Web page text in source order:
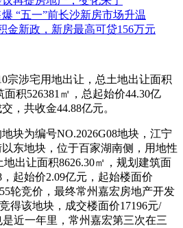
“五一”前长沙新房市场升温
金新政，新房最高可贷156万元
涉宅用地出让，总土地出让面积
面积526381㎡，总起始价44.30亿
，共收金44.88亿元。
为编号NO.2026G08地块，江宁
东地块，位于百家湖南侧，用地性
出让面积8626.30㎡，规划建筑面
起始价2.09亿元，起始楼面价
轮竞价，最终常州嘉宏房地产开发
得该地块，成交楼面价17196元/
是近一年里，常州嘉宏第三次在三